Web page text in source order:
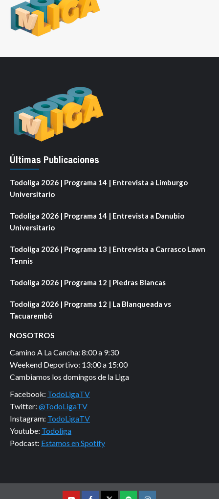
Últimas Publicaciones
Todoliga 2026 | Programa 14 | Entrevista a Limburgo
Universitario
Todoliga 2026 | Programa 14 | Entrevista a Danubio
Universitario
Todoliga 2026 | Programa 13 | Entrevista a Carrasco Lawn
Tennis
Todoliga 2026 | Programa 12 | Piedras Blancas
Todoliga 2026 | Programa 12 | La Blanqueada vs
Tacuarembó
NOSOTROS
Camino A La Cancha: 8:00 a 9:30
Weekend Deportivo: 13:00 a 15:00
Cambiamos los domingos de la Liga
Facebook: TodoLigaTV
Twitter: @TodoLigaTV
Instagram: TodoLigaTV
Youtube: Todoliga
Podcast: Estamos en Spotify